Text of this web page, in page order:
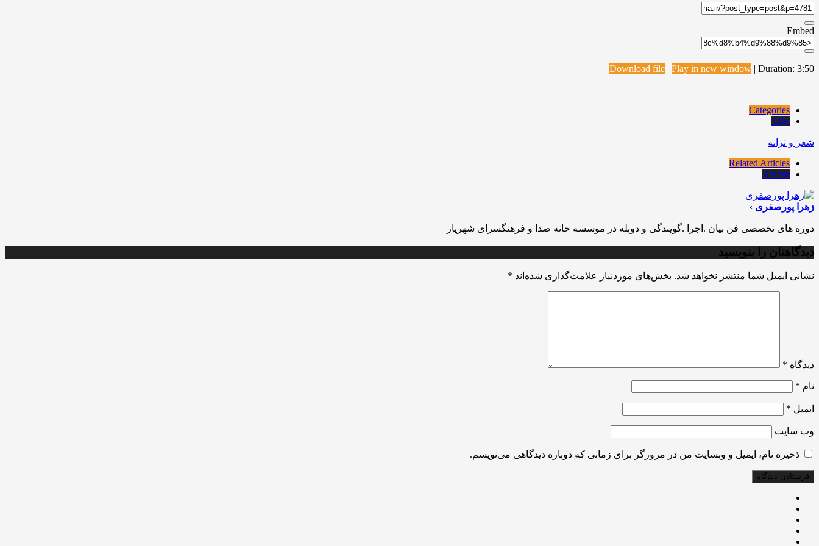
Embed
Download file | Play in new window | Duration: 3:50
Categories
Tags
شعر و ترانه
Related Articles
Author
زهرا پورصفری ›
دوره های نخصصی فن بیان .اجرا .گویندگی و دوبله در موسسه خانه صدا و فرهنگسرای شهریار
دیدگاهتان را بنویسید
نشانی ایمیل شما منتشر نخواهد شد. بخش‌های موردنیاز علامت‌گذاری شده‌اند *
دیدگاه *
نام *
ایمیل *
وب‌ سایت
ذخیره نام، ایمیل و وبسایت من در مرورگر برای زمانی که دوباره دیدگاهی می‌نویسم.